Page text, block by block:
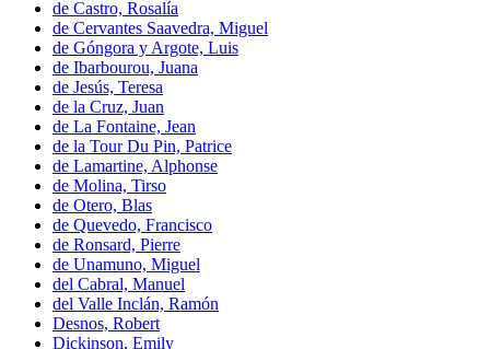
de Castro, Rosalía
de Cervantes Saavedra, Miguel
de Góngora y Argote, Luis
de Ibarbourou, Juana
de Jesús, Teresa
de la Cruz, Juan
de La Fontaine, Jean
de la Tour Du Pin, Patrice
de Lamartine, Alphonse
de Molina, Tirso
de Otero, Blas
de Quevedo, Francisco
de Ronsard, Pierre
de Unamuno, Miguel
del Cabral, Manuel
del Valle Inclán, Ramón
Desnos, Robert
Dickinson, Emily